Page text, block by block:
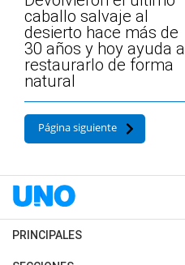
caballo salvaje al
desierto hace más de
30 años y hoy ayuda a
restaurarlo de forma
natural
Página siguiente
PRINCIPALES